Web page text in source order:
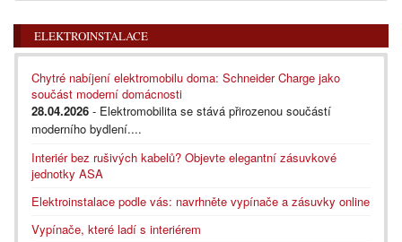
ELEKTROINSTALACE
Chytré nabíjení elektromobilu doma: Schneider Charge jako
součást moderní domácnosti
28.04.2026 - Elektromobilita se stává přirozenou součástí
moderního bydlení....
Interiér bez rušivých kabelů? Objevte elegantní zásuvkové
jednotky ASA
Elektroinstalace podle vás: navrhněte vypínače a zásuvky online
Vypínače, které ladí s interiérem